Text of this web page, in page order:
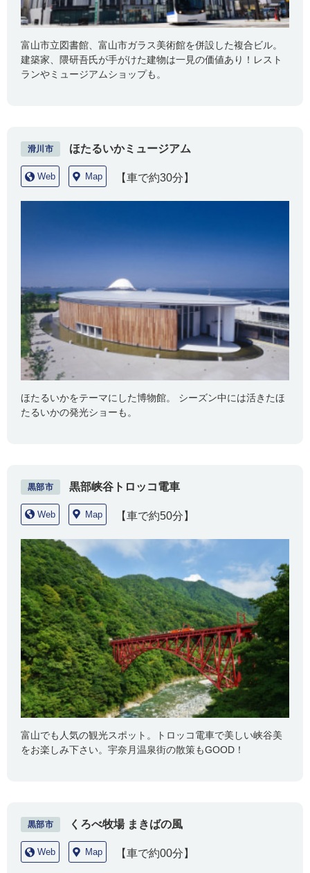
富山市立図書館、富山市ガラス美術館を併設した複合ビル。
建築家、隈研吾氏が手がけた建物は一見の価値あり！レスト
ランやミュージアムショップも。
滑川市 ほたるいかミュージアム
Web Map 【車で約30分】
ほたるいかをテーマにした博物館。 シーズン中には活きたほ
たるいかの発光ショーも。
黒部市 黒部峡谷トロッコ電車
Web Map 【車で約50分】
富山でも人気の観光スポット。トロッコ電車で美しい峡谷美
をお楽しみ下さい。宇奈月温泉街の散策もGOOD！
黒部市 くろべ牧場 まきばの風
Web Map 【車で約00分】